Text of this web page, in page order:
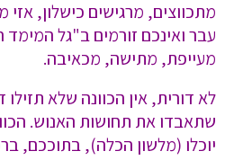
מתכווצים, מרגישים כישלון,
עבר ואינכם זורמים ב"גל
מעייפת, מתישה, מכאיבה.
לא דורית, אין הכוונה שלא
שתאבדו את תחושות האנוש.
יוכלו (מלשון הכלה), בתוככם,